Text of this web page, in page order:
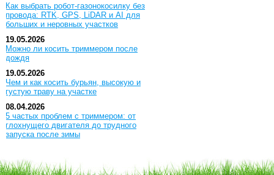
Как выбрать робот-газонокосилку без
провода: RTK, GPS, LiDAR и AI для
больших и неровных участков
19.05.2026
Можно ли косить триммером после
дождя
19.05.2026
Чем и как косить бурьян, высокую и
густую траву на участке
08.04.2026
5 частых проблем с триммером: от
глохнущего двигателя до трудного
запуска после зимы